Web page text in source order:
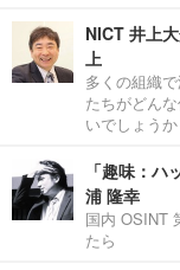
NICT 井上
上
多くの組織
たちがどん
いでしょうか
「趣味：
浦 隆幸
国内 OSINT
たら